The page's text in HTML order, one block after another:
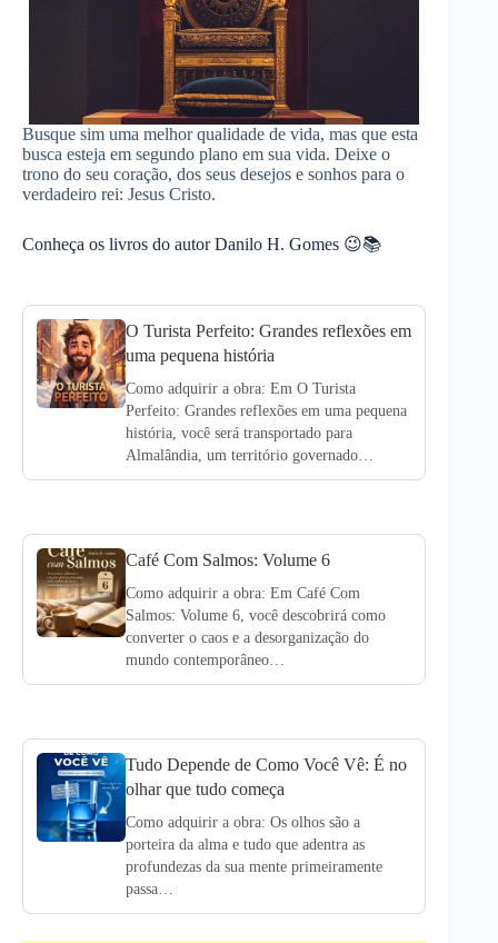
Busque sim uma melhor qualidade de vida, mas que esta
busca esteja em segundo plano em sua vida. Deixe o
trono do seu coração, dos seus desejos e sonhos para o
verdadeiro rei: Jesus Cristo.
Conheça os livros do autor Danilo H. Gomes 😉📚
O Turista Perfeito: Grandes reflexões em
uma pequena história
Como adquirir a obra: Em O Turista
Perfeito: Grandes reflexões em uma pequena
história, você será transportado para
Almalândia, um território governado…
Café Com Salmos: Volume 6
Como adquirir a obra: Em Café Com
Salmos: Volume 6, você descobrirá como
converter o caos e a desorganização do
mundo contemporâneo…
Tudo Depende de Como Você Vê: É no
olhar que tudo começa
Como adquirir a obra: Os olhos são a
porteira da alma e tudo que adentra as
profundezas da sua mente primeiramente
passa…